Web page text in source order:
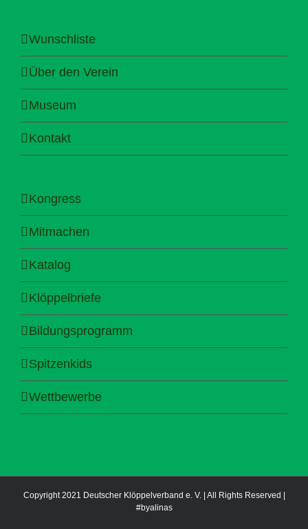
Wunschliste
Über den Verein
Museum
Kontakt
Kongress
Mitmachen
Katalog
Klöppelbriefe
Bildungsprogramm
Spitzenkids
Wettbewerbe
Copyright 2021 Deutscher Klöppelverband e. V. | All Rights Reserved |
#byalinas